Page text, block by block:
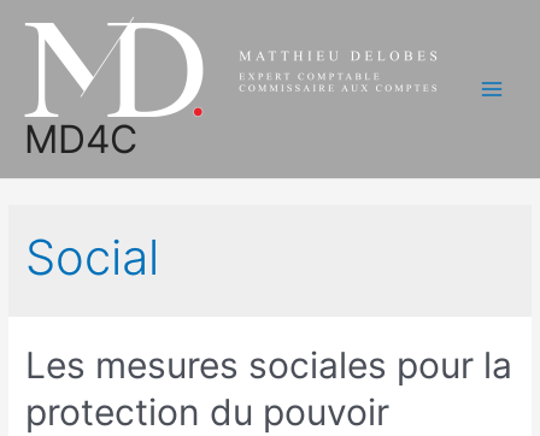
MD4C
Social
Les mesures sociales pour la
protection du pouvoir